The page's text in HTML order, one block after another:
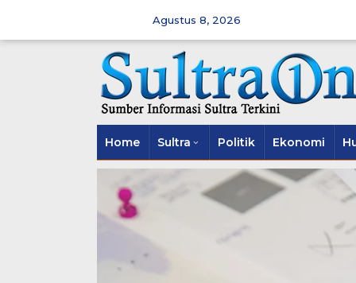
Agustus 8, 2026
Home Sultra Politik Ekonomi